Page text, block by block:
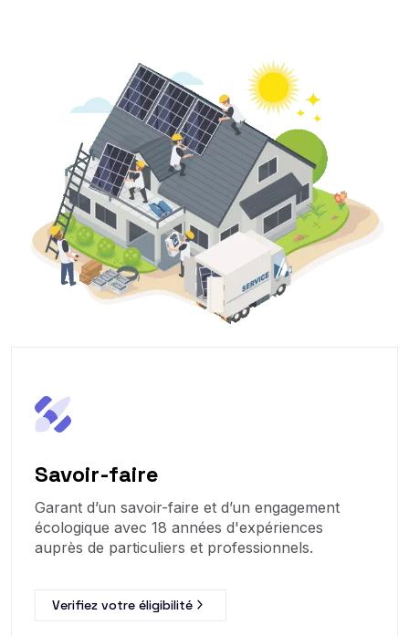
Savoir-faire
Garant d’un savoir-faire et d’un engagement
écologique avec 18 années d'expériences
auprès de particuliers et professionnels.
Verifiez votre éligibilité